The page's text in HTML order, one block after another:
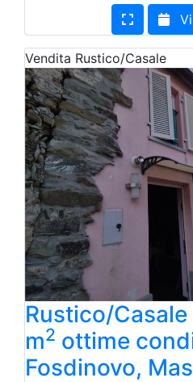
Vendita Rustico/Casale
Rustico/
m2 ottime
Fosdinovo,